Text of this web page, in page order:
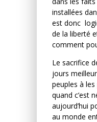
installées
est donc
de la liberté
comment
Le sacrifice
jours
peuples à
quand c’est
aujourd’hui
au monde